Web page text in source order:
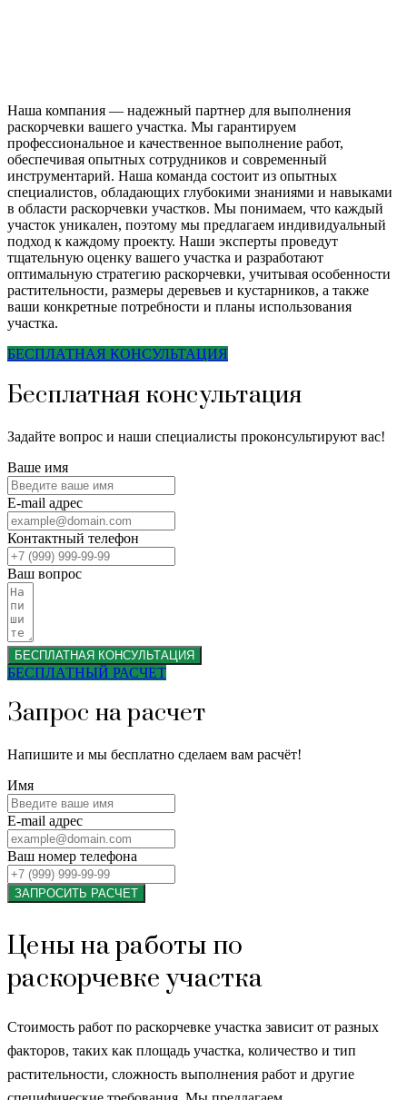
Наша компания — надежный партнер для выполнения
раскорчевки вашего участка. Мы гарантируем
профессиональное и качественное выполнение работ,
обеспечивая опытных сотрудников и современный
инструментарий. Наша команда состоит из опытных
специалистов, обладающих глубокими знаниями и навыками
в области раскорчевки участков. Мы понимаем, что каждый
участок уникален, поэтому мы предлагаем индивидуальный
подход к каждому проекту. Наши эксперты проведут
тщательную оценку вашего участка и разработают
оптимальную стратегию раскорчевки, учитывая особенности
растительности, размеры деревьев и кустарников, а также
ваши конкретные потребности и планы использования
участка.
БЕСПЛАТНАЯ КОНСУЛЬТАЦИЯ
Бесплатная консультация
Задайте вопрос и наши специалисты проконсультируют вас!
Ваше имя
E-mail адрес
Контактный телефон
Ваш вопрос
БЕСПЛАТНАЯ КОНСУЛЬТАЦИЯ
БЕСПЛАТНЫЙ РАСЧЕТ
Запрос на расчет
Напишите и мы бесплатно сделаем вам расчёт!
Имя
E-mail адрес
Ваш номер телефона
ЗАПРОСИТЬ РАСЧЕТ
Цены на работы по
раскорчевке участка
Стоимость работ по раскорчевке участка зависит от разных
факторов, таких как площадь участка, количество и тип
растительности, сложность выполнения работ и другие